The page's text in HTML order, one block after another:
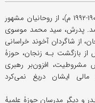
سید ابوالفضل (۱۲۷۹-۱۳۷۱ ش/ ۱۹۰۰-۱۹۹۲ م)، از روحانیان مشهور
پدرش، سید محمد موسوی
از شاگردان آخوند خراسانی
از بازگشت بـه زنجان، حوزۀ
مشروطیت، افزون‌بر رهبری
ایشان دریغ نمی‌کرد
و دیگر مدرسان حوزۀ علمیۀ